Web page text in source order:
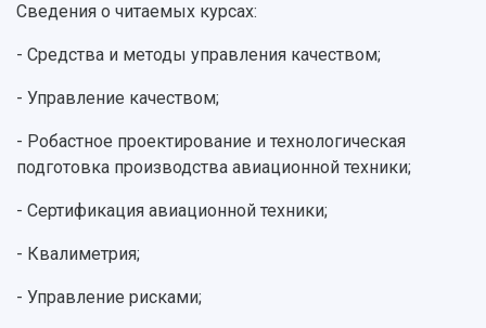
Сведения о читаемых курсах:
- Средства и методы управления качеством;
- Управление качеством;
- Робастное проектирование и технологическая
подготовка производства авиационной техники;
- Сертификация авиационной техники;
- Квалиметрия;
- Управление рисками;